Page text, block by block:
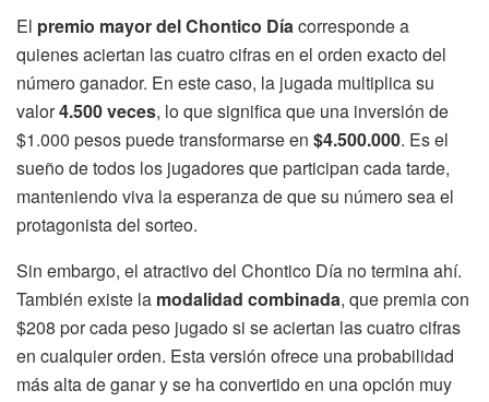
El premio mayor del Chontico Díacorresponde a
quienes aciertan las cuatro cifras en el orden exacto del
número ganador. En este caso, la jugada multiplica su
valor4.500 veces, lo que significa que una inversión de
$1.000 pesos puede transformarse en $4.500.000. Es el
sueño de todos los jugadores que participan cada tarde,
manteniendo viva la esperanza de que su número sea el
protagonista del sorteo.
Sin embargo, el atractivo del Chontico Día no termina ahí.
También existe la modalidad combinada, que premia con
$208 por cada peso jugado si se aciertan las cuatro cifras
en cualquier orden. Esta versión ofrece una probabilidad
más alta de ganar y se ha convertido en una opción muy